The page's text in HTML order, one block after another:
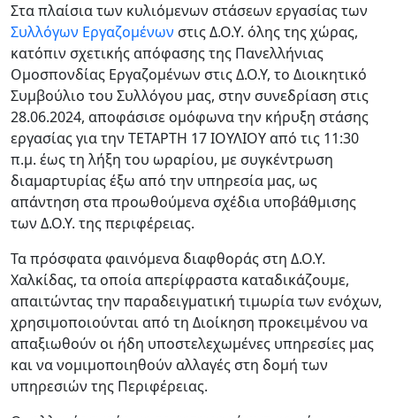
Στα πλαίσια των κυλιόμενων στάσεων εργασίας των
Συλλόγων Εργαζομένων στις Δ.Ο.Υ. όλης της χώρας,
κατόπιν σχετικής απόφασης της Πανελλήνιας
Ομοσπονδίας Εργαζομένων στις Δ.Ο.Υ, το Διοικητικό
Συμβούλιο του Συλλόγου μας, στην συνεδρίαση στις
28.06.2024, αποφάσισε ομόφωνα την κήρυξη στάσης
εργασίας για την ΤΕΤΑΡΤΗ 17 ΙΟΥΛΙΟΥ από τις 11:30
π.μ. έως τη λήξη του ωραρίου, με συγκέντρωση
διαμαρτυρίας έξω από την υπηρεσία μας, ως
απάντηση στα προωθούμενα σχέδια υποβάθμισης
των Δ.Ο.Υ. της περιφέρειας.
Τα πρόσφατα φαινόμενα διαφθοράς στη Δ.Ο.Υ.
Χαλκίδας, τα οποία απερίφραστα καταδικάζουμε,
απαιτώντας την παραδειγματική τιμωρία των ενόχων,
χρησιμοποιούνται από τη Διοίκηση προκειμένου να
απαξιωθούν οι ήδη υποστελεχωμένες υπηρεσίες μας
και να νομιμοποιηθούν αλλαγές στη δομή των
υπηρεσιών της Περιφέρειας.